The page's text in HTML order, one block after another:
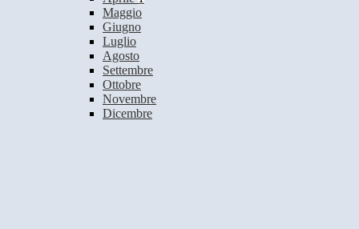
Maggio
Giugno
Luglio
Agosto
Settembre
Ottobre
Novembre
Dicembre